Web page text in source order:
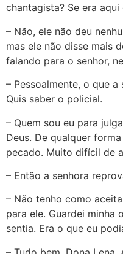
chantagista? Se era
– Não, ele não deu
mas ele não disse mais
falando para o senhor,
– Pessoalmente, o que
Quis saber o policial.
– Quem sou eu para
Deus. De qualquer
pecado. Muito difícil de
– Então a senhora
– Não tenho como
para ele. Guardei minha
sentia. Era o que eu